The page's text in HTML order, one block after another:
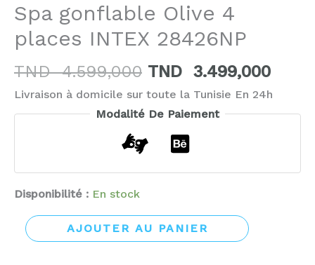
Spa gonflable Olive 4
places INTEX 28426NP
TND4.599,000 TND 3.499,000
Livraison à domicile sur toute la Tunisie En 24h
Modalité De Paiement
Disponibilité : En stock
AJOUTER AU PANIER